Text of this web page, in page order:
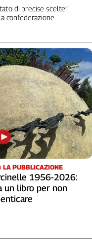
di precise scelte”.
confederazione
LA PUBBLICAZIONE
1956-2026:
un libro per non